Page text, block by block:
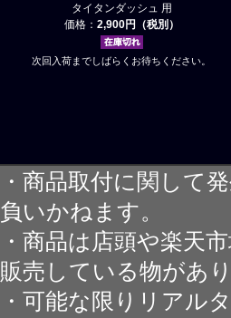
タイタンダッシュ 用
価格： 2,900円（税別）
次回入荷までしばらくお待ちください。
・商品取付に関して
負いかねます。
・商品は店頭や楽天
販売している物があ
・可能な限りリアル